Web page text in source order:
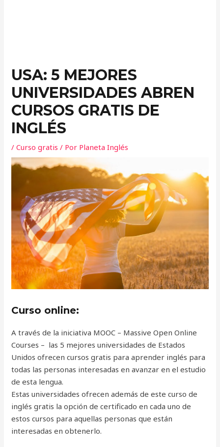
USA: 5 MEJORES
UNIVERSIDADES ABREN
CURSOS GRATIS DE
INGLÉS
/Curso gratis / Por Planeta Inglés
Curso online:
A través de la iniciativa MOOC – Massive Open Online
Courses – las 5 mejores universidades de Estados
Unidos ofrecen cursos gratis para aprender inglés para
todas las personas interesadas en avanzar en el estudio
de esta lengua.
Estas universidades ofrecen además de este curso de
inglés gratis la opción de certificado en cada uno de
estos cursos para aquellas personas que están
interesadas en obtenerlo.